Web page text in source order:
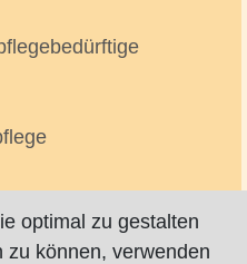
optimal zu gestalten
zu können, verwenden